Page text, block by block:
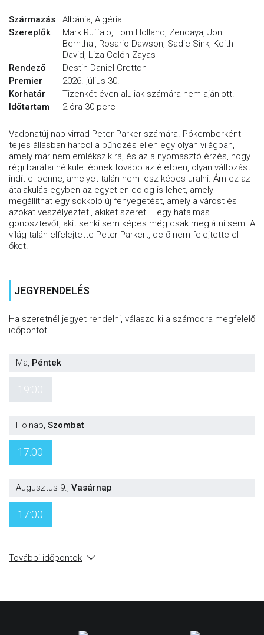
Származás
Albánia, Algéria
Szereplők
Mark Ruffalo, Tom Holland, Zendaya, Jon
Bernthal, Rosario Dawson, Sadie Sink, Keith
David, Liza Colón-Zayas
Rendező
Destin Daniel Cretton
Premier
2026. július 30.
Korhatár
Tizenkét éven aluliak számára nem ajánlott.
Időtartam
2 óra 30 perc
Vadonatúj nap virrad Peter Parker számára. Pókemberként
teljes állásban harcol a bűnözés ellen egy olyan világban,
amely már nem emlékszik rá, és az a nyomasztó érzés, hogy
régi barátai nélküle lépnek tovább az életben, olyan változást
indít el benne, amelyet talán nem lesz képes uralni. Ám ez az
átalakulás egyben az egyetlen dolog is lehet, amely
megállíthat egy sokkoló új fenyegetést, amely a várost és
azokat veszélyezteti, akiket szeret – egy hatalmas
gonosztevőt, akit senki sem képes még csak meglátni sem. A
világ talán elfelejtette Peter Parkert, de ő nem felejtette el
őket.
JEGYRENDELÉS
Ha szeretnél jegyet rendelni, válaszd ki a számodra megfelelő
időpontot.
Ma Péntek
19:00
Holnap Szombat
17:00
Augusztus 9. Vasárnap
17:00
További időpontok